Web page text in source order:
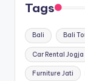
Tags
Bali Bali
Car Rental Jogja
Furniture Jati